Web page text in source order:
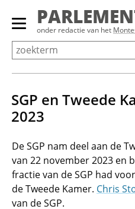
Overslaan
Primair
menu
tonen/verbergen
onder redactie van het
SGP en Tweede
2023
De SGP nam deel aan de
van 22 november 2023 en
fractie van de SGP had
de Tweede Kamer. Chris
van de SGP.